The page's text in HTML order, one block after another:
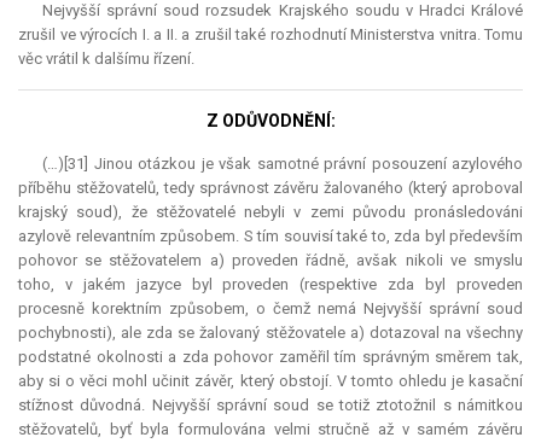
Nejvyšší správní soud rozsudek Krajského soudu v Hradci Králové
zrušil ve výrocích I. a II. a zrušil také rozhodnutí Ministerstva vnitra. Tomu
věc vrátil k dalšímu řízení.
Z ODŮVODNĚNÍ:
(…)[31] Jinou otázkou je však samotné právní posouzení azylového
příběhu stěžovatelů, tedy správnost závěru žalovaného (který aproboval
krajský soud), že stěžovatelé nebyli v zemi původu pronásledováni
azylově relevantním způsobem. S tím souvisí také to, zda byl především
pohovor se stěžovatelem a) proveden řádně, avšak nikoli ve smyslu
toho, v jakém jazyce byl proveden (respektive zda byl proveden
procesně korektním způsobem, o čemž nemá Nejvyšší správní soud
pochybnosti), ale zda se žalovaný stěžovatele a) dotazoval na všechny
podstatné okolnosti a zda pohovor zaměřil tím správným směrem tak,
aby si o věci mohl učinit závěr, který obstojí. V tomto ohledu je kasační
stížnost důvodná. Nejvyšší správní soud se totiž ztotožnil s námitkou
stěžovatelů, byť byla formulována velmi stručně až v samém závěru